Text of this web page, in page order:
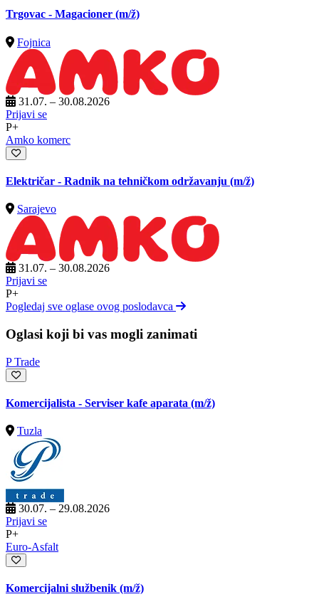
Trgovac - Magacioner (m/ž)
Fojnica
31.07. – 30.08.2026
Prijavi se
P+
Amko komerc
Električar - Radnik na tehničkom održavanju (m/ž)
Sarajevo
31.07. – 30.08.2026
Prijavi se
P+
Pogledaj sve oglase ovog poslodavca
Oglasi koji bi vas mogli zanimati
P Trade
Komercijalista - Serviser kafe aparata (m/ž)
Tuzla
30.07. – 29.08.2026
Prijavi se
P+
Euro-Asfalt
Komercijalni službenik (m/ž)